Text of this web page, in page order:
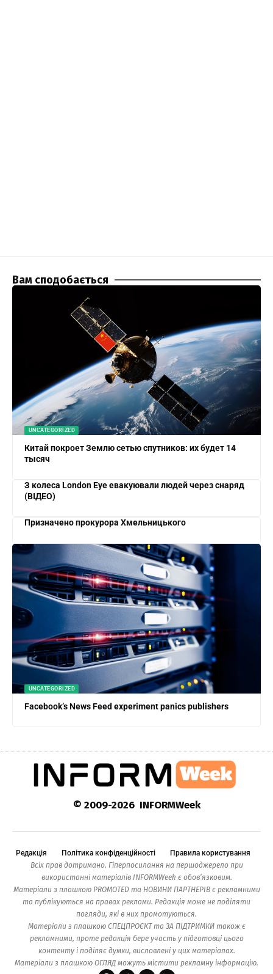
Вам сподобається
UNCATEGORIZED
Китай покроет Землю сетью спутников: их будет 14
тысяч
З колеса London Eye евакуювали людей через снаряд
(ВІДЕО)
Призначено прокурора Хмельницького
UNCATEGORIZED
Facebook’s News Feed experiment panics publishers
© 2009-2026 INFORMWeek
Редакція Політика конфіденційності
Правила користування
Всіх прав дотримано. Гіперпосилання на першоджерело при
використанні матеріалів INFORMWeek є обов’язковим.
Матеріали з плашкою PROMOTED та НОВИНИ ПАРТНЕРІВ є рекламними
та публікуються на правах реклами. Редакція може не поділяти
погляди, які в них промотуються.
Матеріали з плашкою СПЕЦПРОЄКТ та ЗА ПІДТРИМКИ також є
рекламними, проте редакція бере участь у підготовці цього
контенту і поділяє думки, висловлені у цих матеріалах.
Матеріали з плашкою ОГЛЯД можуть містити рекламну інформацію.